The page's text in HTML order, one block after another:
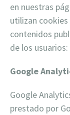
en nuestras
utilizan
contenidos
de los usuarios:
Google
Google
prestado por